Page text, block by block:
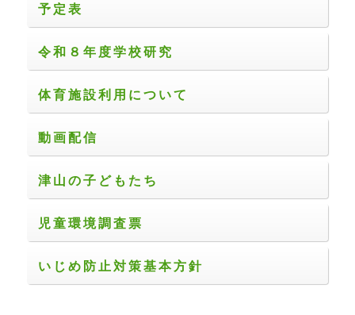
予定表
令和８年度学校研究
体育施設利用について
動画配信
津山の子どもたち
児童環境調査票
いじめ防止対策基本方針